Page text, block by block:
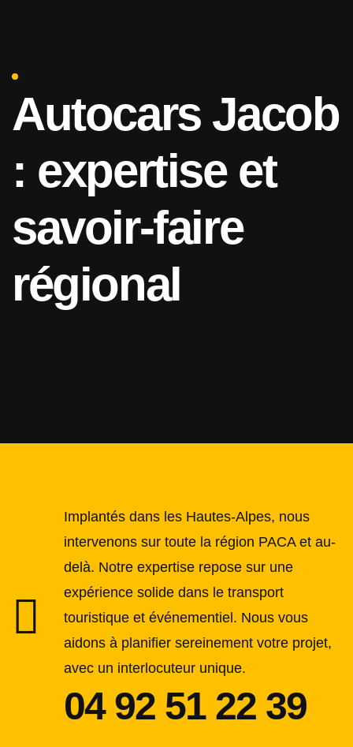
Autocars Jacob
: expertise et
savoir-faire
régional
Implantés dans les Hautes-Alpes, nous
intervenons sur toute la région PACA et au-
delà. Notre expertise repose sur une
expérience solide dans le transport
touristique et événementiel. Nous vous
aidons à planifier sereinement votre projet,
avec un interlocuteur unique.
04 92 51 22 39